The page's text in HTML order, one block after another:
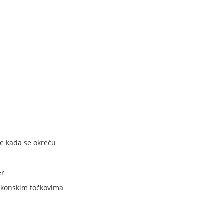
kada se okreću
točkovima